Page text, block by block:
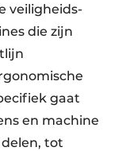
veiligheids-
die zijn
gaat
en machine
tot